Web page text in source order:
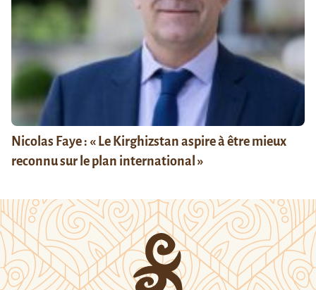
Nicolas Faye : « Le Kirghizstan aspire à être mieux
reconnu sur le plan international »